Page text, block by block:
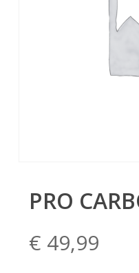
PRO
€ 49,99